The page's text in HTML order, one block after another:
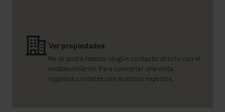
Ver propiedades
No se podrá realizar ningún contacto directo con el
establecimiento. Para concertar una visita,
rogamos contacte con nuestros expertos.